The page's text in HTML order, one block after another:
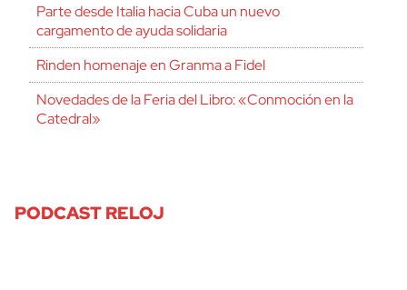
Parte desde Italia hacia Cuba un nuevo
cargamento de ayuda solidaria
Rinden homenaje en Granma a Fidel
Novedades de la Feria del Libro: «Conmoción en la
Catedral»
PODCAST RELOJ